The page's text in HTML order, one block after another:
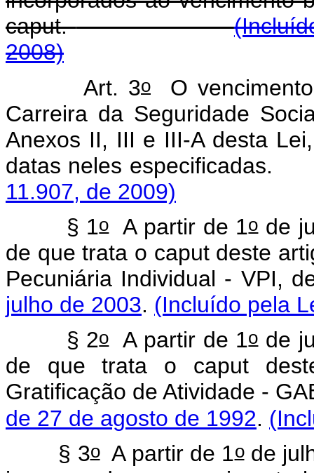
caput.
2008)
Art. 3o
O
Carreira da Seguridade
Anexos II, III e III-A desta
datas neles
11.907, de 2009)
§ 1oA partir de 1ode
de que trata o caput deste
Pecuniária Individual - VPI,
julho de 2003. (Incluído pela
§ 2oA partir de 1ode
de que trata o caput
Gratificação de Atividade -
de 27 de agosto de 1992.
§ 3oA partir de 1ode